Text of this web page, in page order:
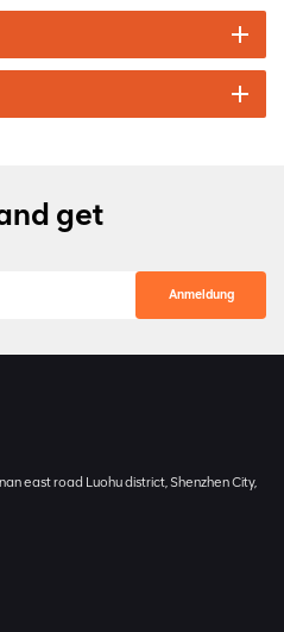
get
east road Luohu district, Shenzhen City,